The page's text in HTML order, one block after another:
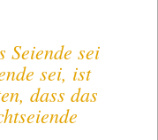
Seiende sei
sei, ist
dass das